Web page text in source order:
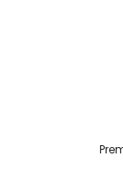
Tillfälligt